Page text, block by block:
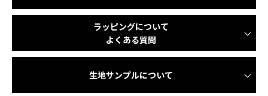
ラッピングについて
よくある質問
生地サンプルについて